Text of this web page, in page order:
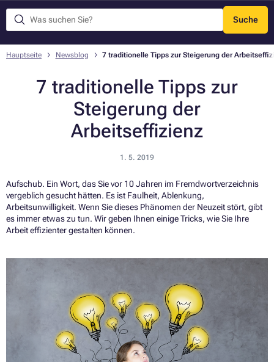
Suche
Menü
Hauptseite Newsblog 7 traditionelle Tipps zur Steigerung der
7 traditionelle Tipps zur
Steigerung der
Arbeitseffizienz
1. 5. 2019
Aufschub. Ein Wort, das Sie vor 10 Jahren im Fremdwortverzeichnis
vergeblich gesucht hätten. Es ist Faulheit, Ablenkung,
Arbeitsunwilligkeit. Wenn Sie dieses Phänomen der Neuzeit stört, gibt
es immer etwas zu tun. Wir geben Ihnen einige Tricks, wie Sie Ihre
Arbeit effizienter gestalten können.